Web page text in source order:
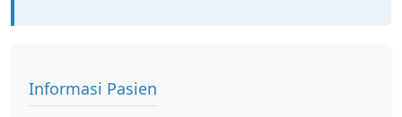
Informasi Pasien